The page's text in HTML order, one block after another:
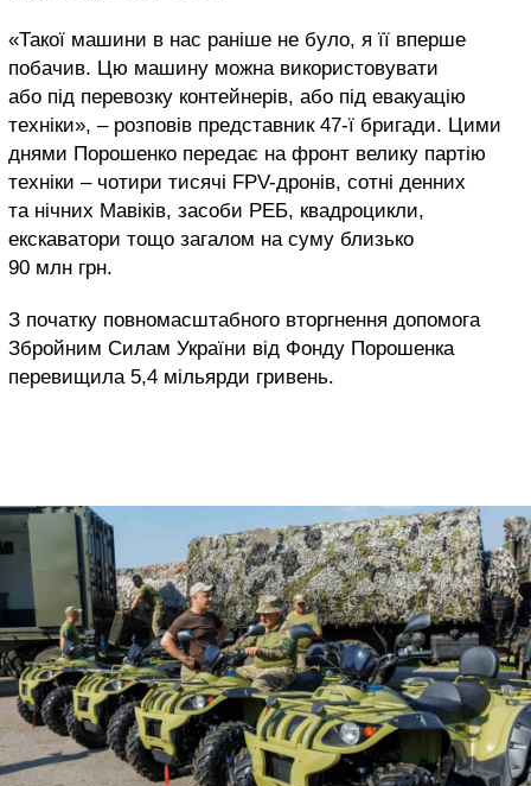
«Такої машини в нас раніше не було, я її вперше
побачив. Цю машину можна використовувати
або під перевозку контейнерів, або під евакуацію
техніки», – розповів представник 47-ї бригади. Цими
днями Порошенко передає на фронт велику партію
техніки – чотири тисячі FPV-дронів, сотні денних
та нічних Мавіків, засоби РЕБ, квадроцикли,
екскаватори тощо загалом на суму близько
90 млн грн.
З початку повномасштабного вторгнення допомога
Збройним Силам України від Фонду Порошенка
перевищила 5,4 мільярди гривень.